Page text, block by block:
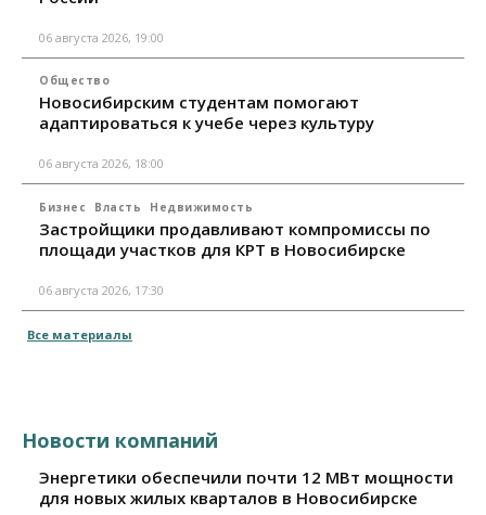
06 августа 2026, 19:00
Общество
Новосибирским студентам помогают
адаптироваться к учебе через культуру
06 августа 2026, 18:00
Бизнес Власть Недвижимость
Застройщики продавливают компромиссы по
площади участков для КРТ в Новосибирске
06 августа 2026, 17:30
Все материалы
Новости компаний
Энергетики обеспечили почти 12 МВт мощности
для новых жилых кварталов в Новосибирске